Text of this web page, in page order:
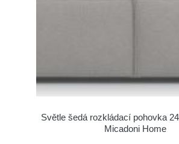
Světle šedá rozkládací pohovka
Micadoni Home